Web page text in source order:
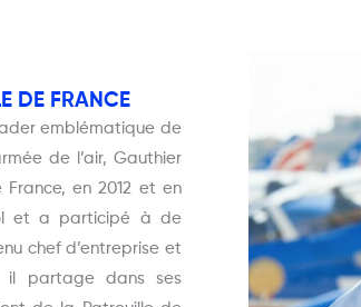
DE FRANCE
emblématique de
de l’air, Gauthier
en 2012 et en
et a participé à de
chef d’entreprise et
il partage dans ses